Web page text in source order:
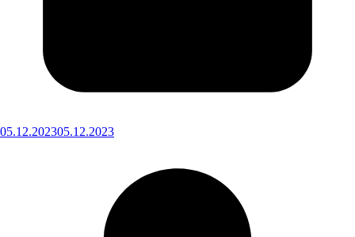
05.12.202305.12.2023